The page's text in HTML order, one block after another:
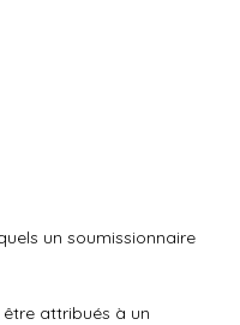
un soumissionnaire
attribués à un